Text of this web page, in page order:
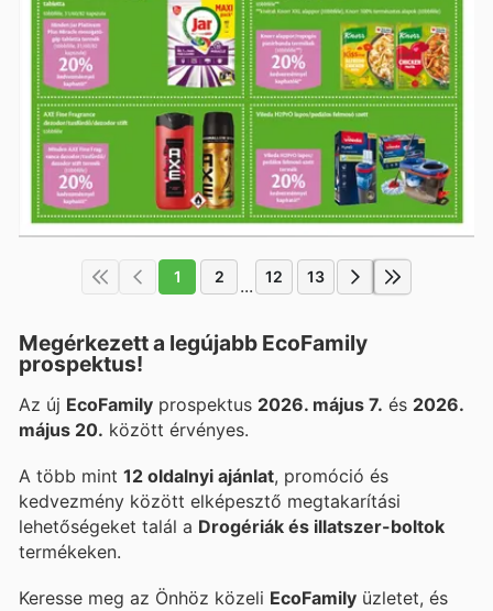
1 2 ... 12 13
Megérkezett a legújabb EcoFamily
prospektus!
Az új EcoFamily prospektus 2026. május 7. és 2026.
május 20. között érvényes.
A több mint 12 oldalnyi ajánlat, promóció és
kedvezmény között elképesztő megtakarítási
lehetőségeket talál a Drogériák és illatszer-boltok
termékeken.
Keresse meg az Önhöz közeli EcoFamily üzletet, és